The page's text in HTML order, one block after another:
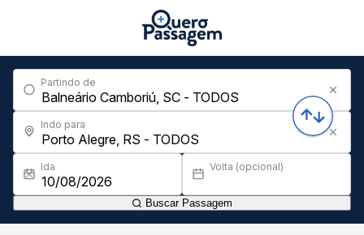
Partindo de
Indo para
Ida Volta (opcional)
Buscar Passagem